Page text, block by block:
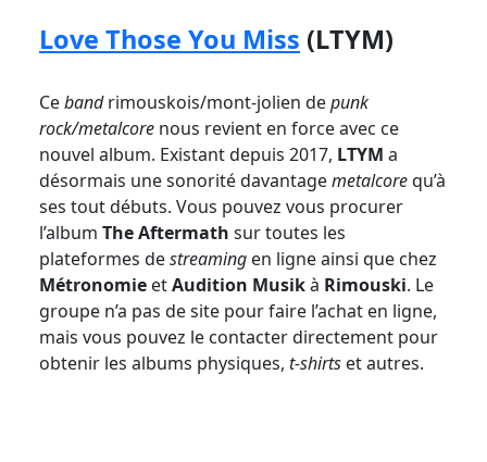
Love Those You Miss (LTYM)
Cebandrimouskois/mont-jolien depunk
rock/metalcore nous revient en force avec ce
nouvel album. Existant depuis 2017, LTYM a
désormais une sonorité davantagemetalcorequ’à
ses tout débuts. Vous pouvez vous procurer
l’album The Aftermath sur toutes les
plateformes destreaming en ligne ainsi que chez
Métronomie etAudition Musikà Rimouski. Le
groupe n’a pas de site pour faire l’achat en ligne,
mais vous pouvez le contacter directement pour
obtenir les albums physiques, t-shirts et autres.